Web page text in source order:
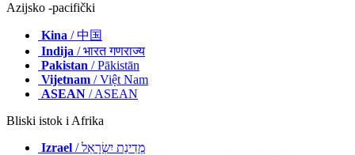
Azijsko -pacifički
Kina / 中国
Indija / भारत गणराज्य
Pakistan / Pākistān
Vijetnam / Việt Nam
ASEAN / ASEAN
Bliski istok i Afrika
Izrael
/ מְדִינַת יִשְׂרָאֵל